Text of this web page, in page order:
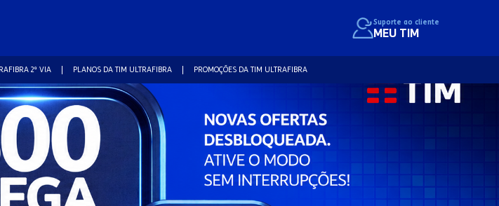
Suporte ao cliente
MEU TIM
2ª VIA PLANOS DA TIM ULTRAFIBRA PROMOÇÕES DA TIM ULTRAFIBRA